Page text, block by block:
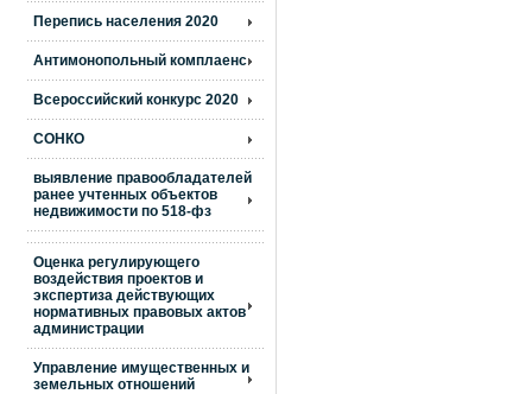
Перепись населения 2020
Антимонопольный комплаенс
Всероссийский конкурс 2020
СОНКО
выявление правообладателей
ранее учтенных объектов
недвижимости по 518-фз
Оценка регулирующего
воздействия проектов и
экспертиза действующих
нормативных правовых актов
администрации
Управление имущественных и
земельных отношений